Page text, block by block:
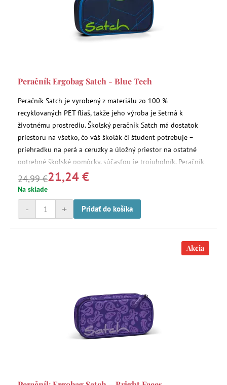
Peračník Ergobag Satch - Blue Tech
Peračník Satch je vyrobený z materiálu zo 100 %
recyklovaných PET fliaš, takže jeho výroba je šetrná k
životnému prostrediu. Školský peračník Satch má dostatok
priestoru na všetko, čo váš školák či študent potrebuje –
priehradku na perá a ceruzky a úložný priestor na ostatné
potrebné školské pomôcky, súčasťou je trojuholník. Peračník
má tiež tajné priehradky na zips.
24,99 €21,24 €
Na sklade
+
- Pridať do košíka
Akcia